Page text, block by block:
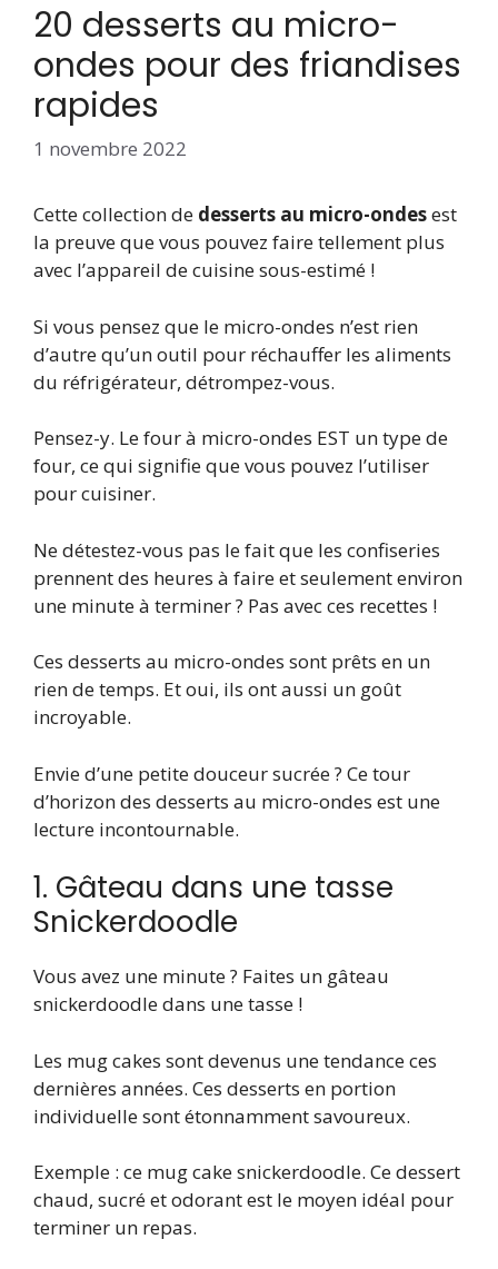
20 desserts au micro-
ondes pour des friandises
rapides
1 novembre 2022
Cette collection de desserts au micro-ondesest
la preuve que vous pouvez faire tellement plus
avec l’appareil de cuisine sous-estimé !
Si vous pensez que le micro-ondes n’est rien
d’autre qu’un outil pour réchauffer les aliments
du réfrigérateur, détrompez-vous.
Pensez-y. Le four à micro-ondes EST un type de
four, ce qui signifie que vous pouvez l’utiliser
pour cuisiner.
Ne détestez-vous pas le fait que les confiseries
prennent des heures à faire et seulement environ
une minute à terminer ? Pas avec ces recettes !
Ces desserts au micro-ondes sont prêts en un
rien de temps. Et oui, ils ont aussi un goût
incroyable.
Envie d’une petite douceur sucrée ? Ce tour
d’horizon des desserts au micro-ondes est une
lecture incontournable.
1. Gâteau dans une tasse
Snickerdoodle
Vous avez une minute ? Faites un gâteau
snickerdoodle dans une tasse !
Les mug cakes sont devenus une tendance ces
dernières années. Ces desserts en portion
individuelle sont étonnamment savoureux.
Exemple : ce mug cake snickerdoodle. Ce dessert
chaud, sucré et odorant est le moyen idéal pour
terminer un repas.